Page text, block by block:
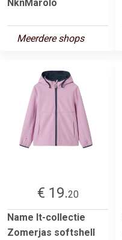
NknMarolo
Meerdere shops
€ 19.20
Name It-collectie
Zomerjas softshell